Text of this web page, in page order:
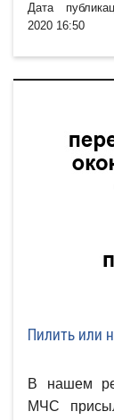
Дата
2020 16:50
Пилить или
В нашем
МЧС